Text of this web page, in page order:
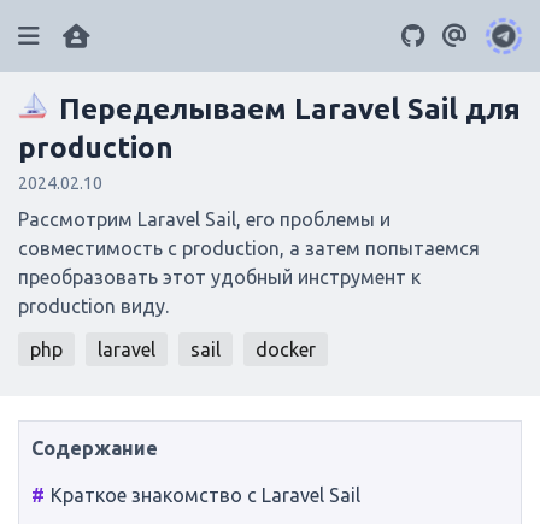
ai 4 gpu4
docker9
tarantool3 hardware2 sentry2
nginx3 php19 литература6 windows
raid bios2
opencart
wordpress2
Переделываем Laravel Sail для
production
2024.02.10
Рассмотрим Laravel Sail, его проблемы и
совместимость с production, а затем попытаемся
преобразовать этот удобный инструмент к
production виду.
php
laravel sail docker
Краткое знакомство с Laravel Sail